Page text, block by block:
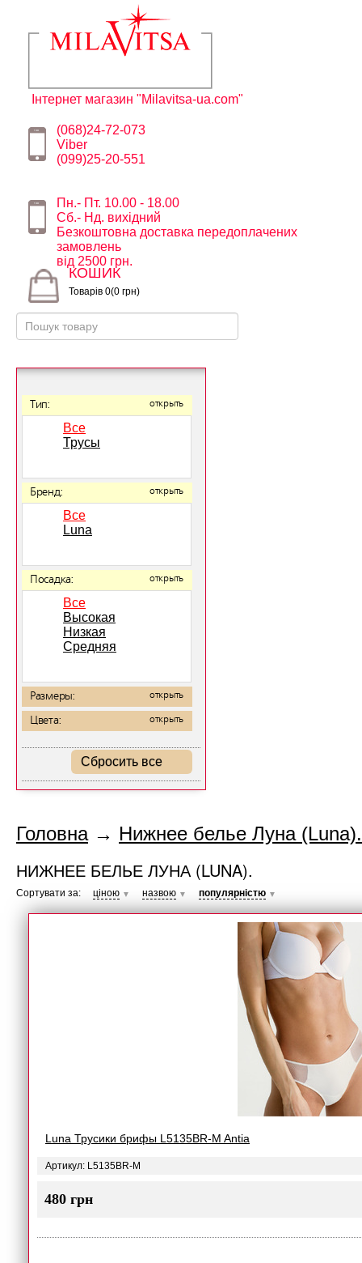
Інтернет магазин "Milavitsa-ua.com"
(068)24-72-073
Viber
(099)25-20-551
Пн.- Пт. 10.00 - 18.00
Сб.- Нд. вихідний
Безкоштовна доставка передоплачених
замовлень
від 2500 грн.
КОШИК
Товарів 0(0 грн)
Тип: открыть
Все
Трусы
Бренд: открыть
Все
Luna
Посадка: открыть
Все
Высокая
Низкая
Средняя
Размеры: открыть
Цвета: открыть
Сбросить все
Головна→ Нижнее белье Луна (Luna).
НИЖНЕЕ БЕЛЬЕ ЛУНА (LUNA).
Сортувати за: ціною ▼ назвою ▼ популярністю ▼
Luna Трусики брифы L5135BR-M Antia
Артикул: L5135BR-M
480 грн